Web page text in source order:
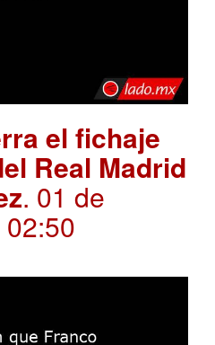
el fichaje
Real Madrid
. 01 de